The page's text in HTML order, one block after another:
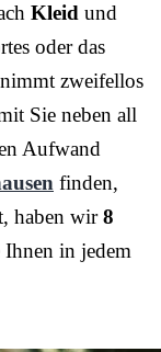
Kleid und
oder das
zweifellos
Sie neben all
Aufwand
finden,
haben wir8
Ihnen in jedem